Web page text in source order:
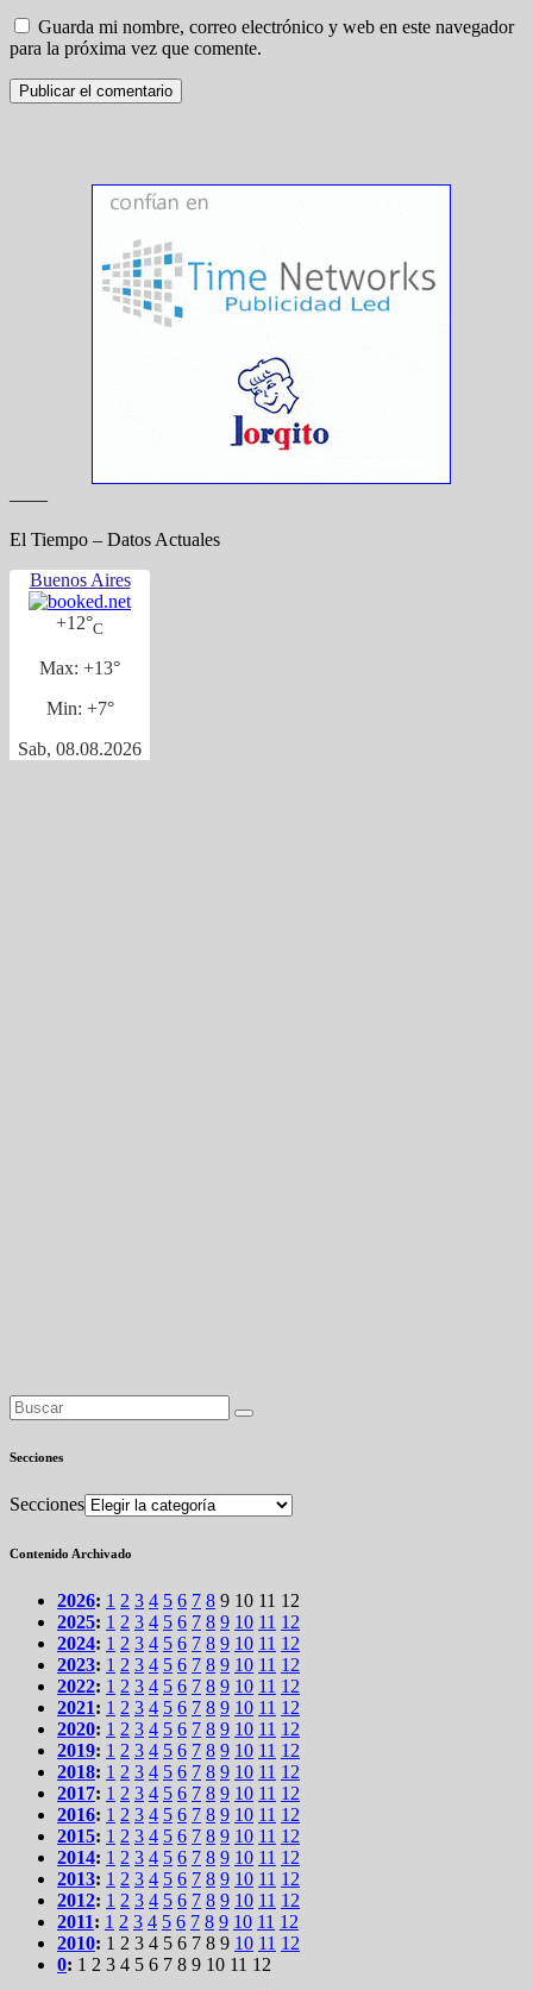
Guarda mi nombre, correo electrónico y web en este navegador
para la próxima vez que comente.
——
El Tiempo – Datos Actuales
Buenos Aires
+12°C
Max: +13°
Min: +7°
Sab, 08.08.2026
Secciones
Secciones
Contenido Archivado
2026: 1 2 3 4 5 6 7 8 9 10 11 12
2025: 1 2 3 4 5 6 7 8 9 10 11 12
2024: 1 2 3 4 5 6 7 8 9 10 11 12
2023: 1 2 3 4 5 6 7 8 9 10 11 12
2022: 1 2 3 4 5 6 7 8 9 10 11 12
2021: 1 2 3 4 5 6 7 8 9 10 11 12
2020: 1 2 3 4 5 6 7 8 9 10 11 12
2019: 1 2 3 4 5 6 7 8 9 10 11 12
2018: 1 2 3 4 5 6 7 8 9 10 11 12
2017: 1 2 3 4 5 6 7 8 9 10 11 12
2016: 1 2 3 4 5 6 7 8 9 10 11 12
2015: 1 2 3 4 5 6 7 8 9 10 11 12
2014: 1 2 3 4 5 6 7 8 9 10 11 12
2013: 1 2 3 4 5 6 7 8 9 10 11 12
2012: 1 2 3 4 5 6 7 8 9 10 11 12
2011: 1 2 3 4 5 6 7 8 9 10 11 12
2010: 1 2 3 4 5 6 7 8 9 10 11 12
0: 1 2 3 4 5 6 7 8 9 10 11 12